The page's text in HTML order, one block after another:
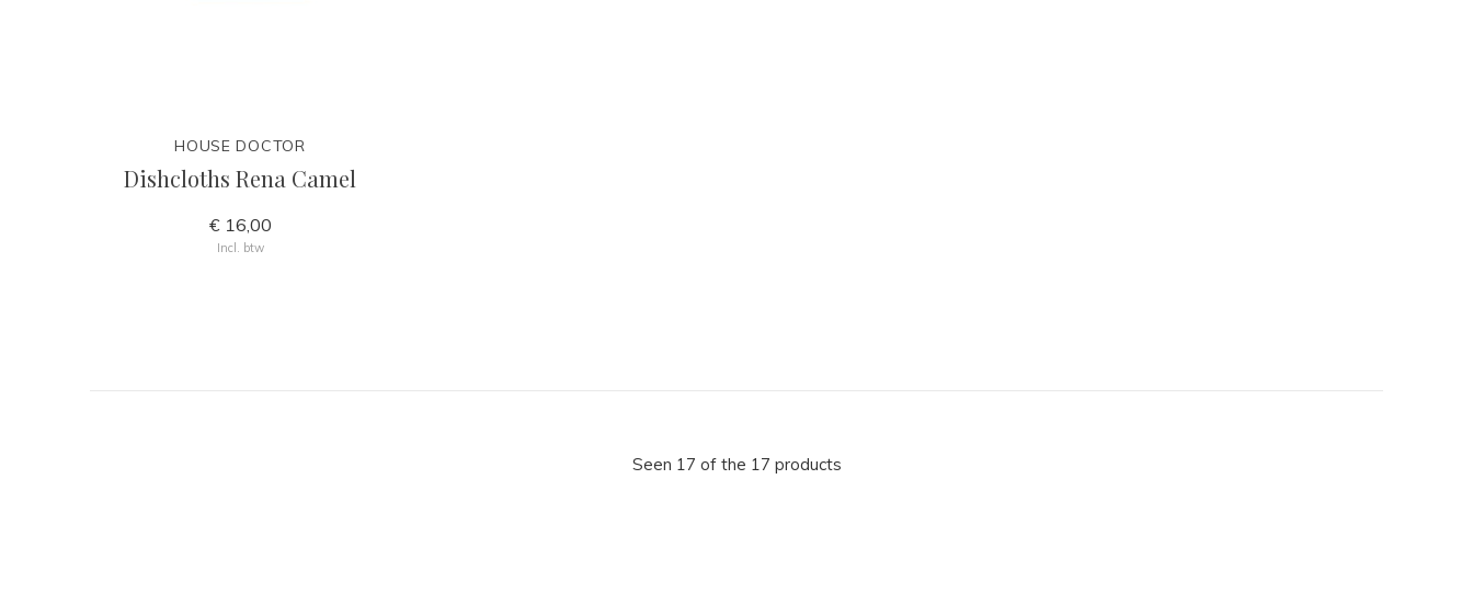
HOUSE DOCTOR
Dishcloths Rena Camel
€ 16,00
Incl. btw
Seen 17 of the 17 products